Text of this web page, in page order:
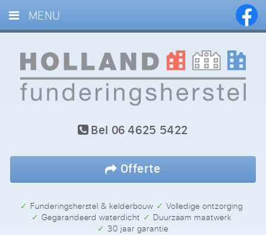
Bel 06 4625 5422
Offerte
✓ Funderingsherstel & kelderbouw
✓ Volledige ontzorging
✓ Gegarandeerd waterdicht
✓ Duurzaam maatwerk
✓ 30 jaar garantie
MENU
DIENSTEN
PROJECTEN